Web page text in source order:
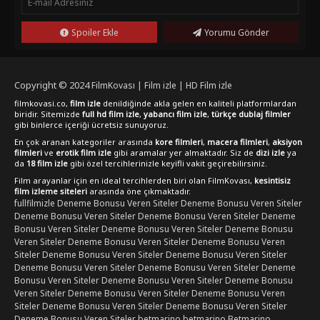
arıyorsanız, TRON: Ares'i mutlaka izlemelisiniz.FilmKovası
sitesinden TRON: Ares'i türkçe dublaj, full hd kalitesinde ve
kesintisiz bir şekilde izleyebilirsiniz. Bu heyecan dolu serüveni
Spoiler Ekle Yorumu Gönder
Copyright © 2024FilmKovası | Film izle | HD Film izle
filmkovasi.co, film izle denildiğinde akla gelen en kaliteli platformlardan
biridir. Sitemizde full hd film izle, yabancı film izle, türkçe dublaj filmler
gibi binlerce içeriği ücretsiz sunuyoruz.
En çok aranan kategoriler arasında kore filmleri, macera filmleri, aksiyon
filmleri ve erotik film izle gibi aramalar yer almaktadır. Siz de dizi izle ya
da 18 film izle gibi özel tercihlerinizle keyifli vakit geçirebilirsiniz.
Film arayanlar için en ideal tercihlerden biri olan FilmKovası, kesintisiz
film izleme siteleri arasında öne çıkmaktadır.
fullfilmizle Deneme Bonusu Veren SitelerDeneme Bonusu Veren Siteler
Deneme Bonusu Veren SitelerDeneme Bonusu Veren SitelerDeneme
Bonusu Veren SitelerDeneme Bonusu Veren SitelerDeneme Bonusu
Veren SitelerDeneme Bonusu Veren SitelerDeneme Bonusu Veren
SitelerDeneme Bonusu Veren SitelerDeneme Bonusu Veren Siteler
Deneme Bonusu Veren SitelerDeneme Bonusu Veren SitelerDeneme
Bonusu Veren SitelerDeneme Bonusu Veren SitelerDeneme Bonusu
Veren SitelerDeneme Bonusu Veren SitelerDeneme Bonusu Veren
SitelerDeneme Bonusu Veren SitelerDeneme Bonusu Veren Siteler